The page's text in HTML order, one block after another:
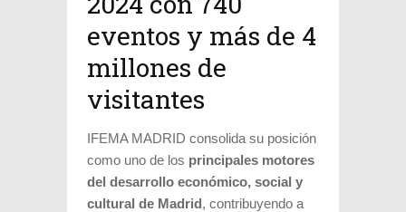
eventos y más de 4
millones de
visitantes
IFEMA MADRID consolida su posición
como uno de los principales motores
del desarrollo económico, social y
cultural de Madrid, contribuyendo a